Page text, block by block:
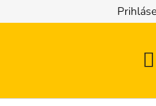
Podmienky ochrany